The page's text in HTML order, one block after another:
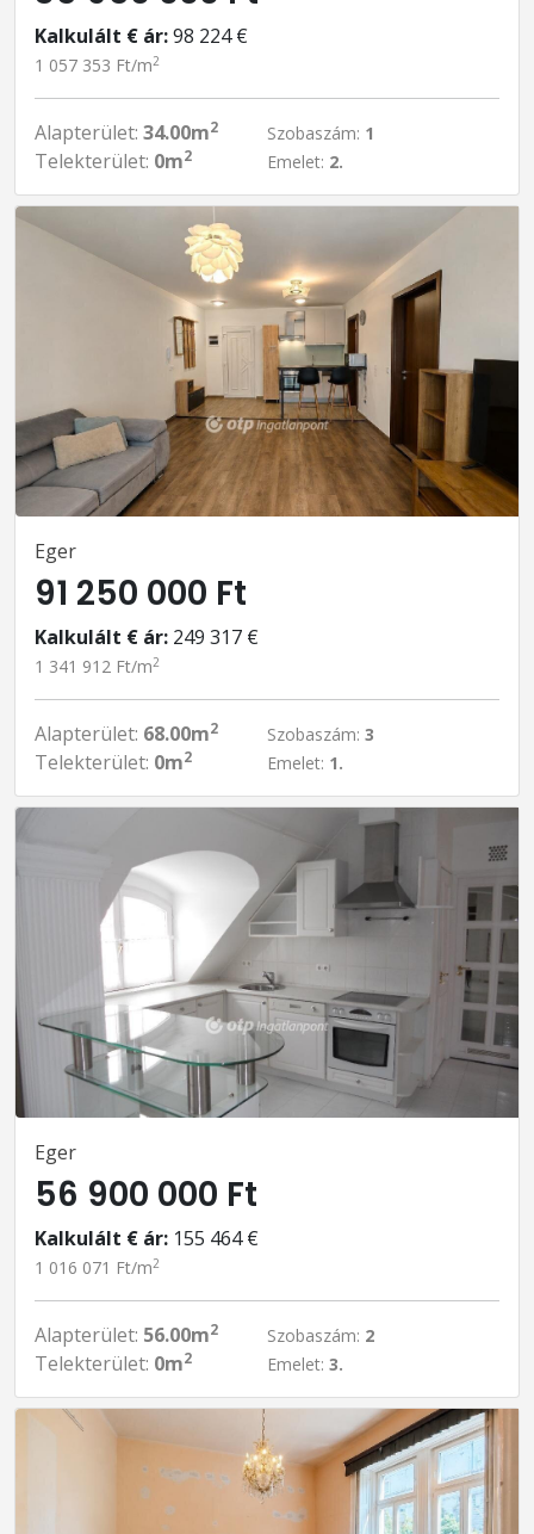
Kalkulált € ár:98 224 €
1 057 353 Ft/m2
Alapterület: 34.00m2
Telekterület: 0m2
Szobaszám: 1
Emelet: 2.
Eger
91 250 000 Ft
Kalkulált € ár: 249 317 €
1 341 912 Ft/m2
Alapterület: 68.00m2
Telekterület: 0m2
Szobaszám: 3
Emelet: 1.
Eger
56 900 000 Ft
Kalkulált € ár: 155 464 €
1 016 071 Ft/m2
Alapterület: 56.00m2
Telekterület: 0m2
Szobaszám: 2
Emelet: 3.